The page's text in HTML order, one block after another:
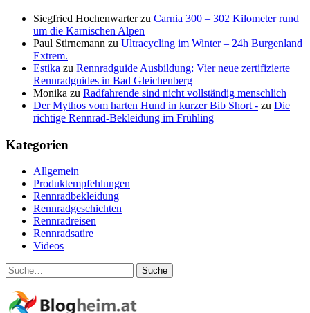
Siegfried Hochenwarterzu Carnia 300 – 302 Kilometer rund
um die Karnischen Alpen
Paul Stirnemann zu Ultracycling im Winter – 24h Burgenland
Extrem.
Estika zu Rennradguide Ausbildung: Vier neue zertifizierte
Rennradguides in Bad Gleichenberg
Monika zu Radfahrende sind nicht vollständig menschlich
Der Mythos vom harten Hund in kurzer Bib Short - zu Die
richtige Rennrad-Bekleidung im Frühling
Kategorien
Allgemein
Produktempfehlungen
Rennradbekleidung
Rennradgeschichten
Rennradreisen
Rennradsatire
Videos
Suche